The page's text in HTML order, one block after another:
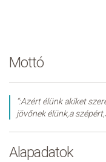
Mottó
“:Azért élünk akiket
jövőnek élünk,a
Alapadatok